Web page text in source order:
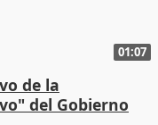
01:07
de la
del Gobierno